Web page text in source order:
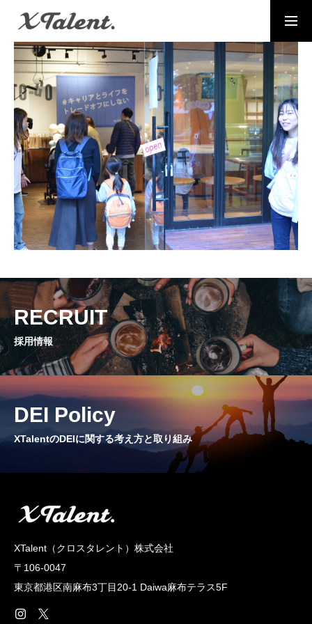
採用情報 お問い合わせ
MESSAGE
代表メッセージ
PRESIDENT
代表紹介
Service
サービス紹介
社員一覧
CROSS TALK
インタビュー / 座談会
RECRUIT
採用情報
NEWS
会社概要
RECRUIT
採用情報
DEI Policy
XTalentのDEIに関する考え方と取り組み
XTalent（クロスタレント）株式会社
〒106-0047
東京都港区南麻布3丁目20‐1 Daiwa麻布テラス5F